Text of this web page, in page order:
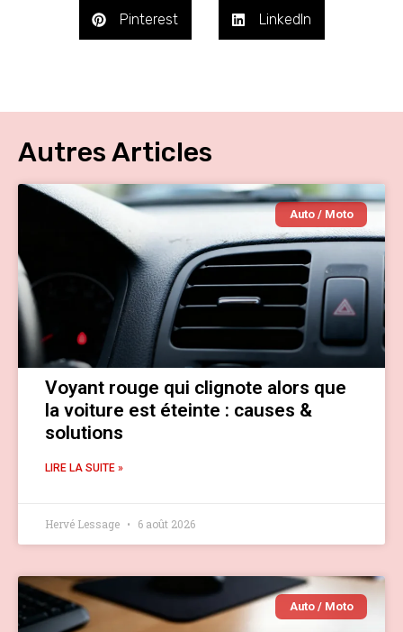
Pinterest LinkedIn
Autres Articles
Auto / Moto
Voyant rouge qui clignote alors que
la voiture est éteinte : causes &
solutions
LIRE LA SUITE »
Hervé Lessage 6 août 2026
Auto / Moto